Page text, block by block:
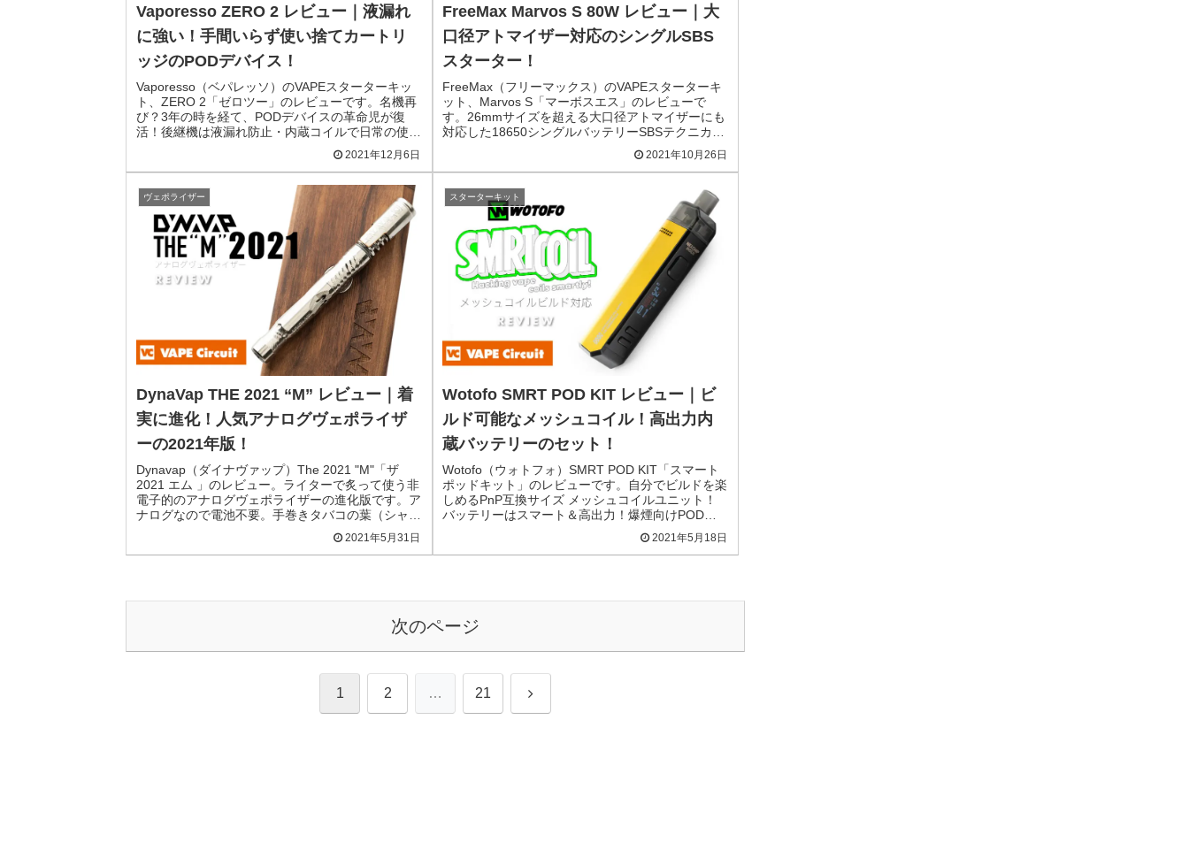
Vaporesso ZERO 2 レビュー｜液漏れ
に強い！手間いらず使い捨てカートリ
ッジのPODデバイス！
Vaporesso（ベパレッソ）のVAPEスターターキッ
ト、ZERO 2「ゼロツー」のレビューです。名機再
び？3年の時を経て、PODデバイスの革命児が復
活！後継機は液漏れ防止・内蔵コイルで日常の使い
やすさを重視した初心者にも優しいデバイスで...
2021年12月6日
FreeMax Marvos S 80W レビュー｜大
口径アトマイザー対応のシングルSBS
スターター！
FreeMax（フリーマックス）のVAPEスターターキ
ット、Marvos S「マーボスエス」のレビューで
す。26mmサイズを超える大口径アトマイザーにも
対応した18650シングルバッテリーSBSテクニカル
MODと、爆煙を美味しく楽しめるPO...
2021年10月26日
ヴェポライザー
DynaVap THE 2021 “M” レビュー｜着
実に進化！人気アナログヴェポライザ
ーの2021年版！
Dynavap（ダイナヴァップ）The 2021 "M"「ザ
2021 エム 」のレビュー。ライターで炙って使う非
電子的のアナログヴェポライザーの進化版です。ア
ナログなので電池不要。手巻きタバコの葉（シャ
グ）をかうのでタバコ代の節約にも！
2021年5月31日
スターターキット
Wotofo SMRT POD KIT レビュー｜ビ
ルド可能なメッシュコイル！高出力内
蔵バッテリーのセット！
Wotofo（ウォトフォ）SMRT POD KIT「スマート
ポッドキット」のレビューです。自分でビルドを楽
しめるPnP互換サイズ メッシュコイルユニット！
バッテリーはスマート＆高出力！爆煙向けPODデ
2021年5月18日
次のページ
1 2 … 21 次